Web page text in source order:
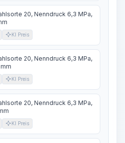
20, Nenndruck 6,3 MPa,
KI Preis
20, Nenndruck 6,3 MPa,
KI Preis
20, Nenndruck 6,3 MPa,
KI Preis